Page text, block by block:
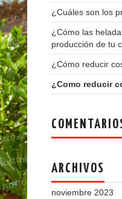
¿Cuáles son los
¿Cómo las
producción de tu
¿Cómo reducir
¿Como reducir
ARCHIVOS
noviembre 2023